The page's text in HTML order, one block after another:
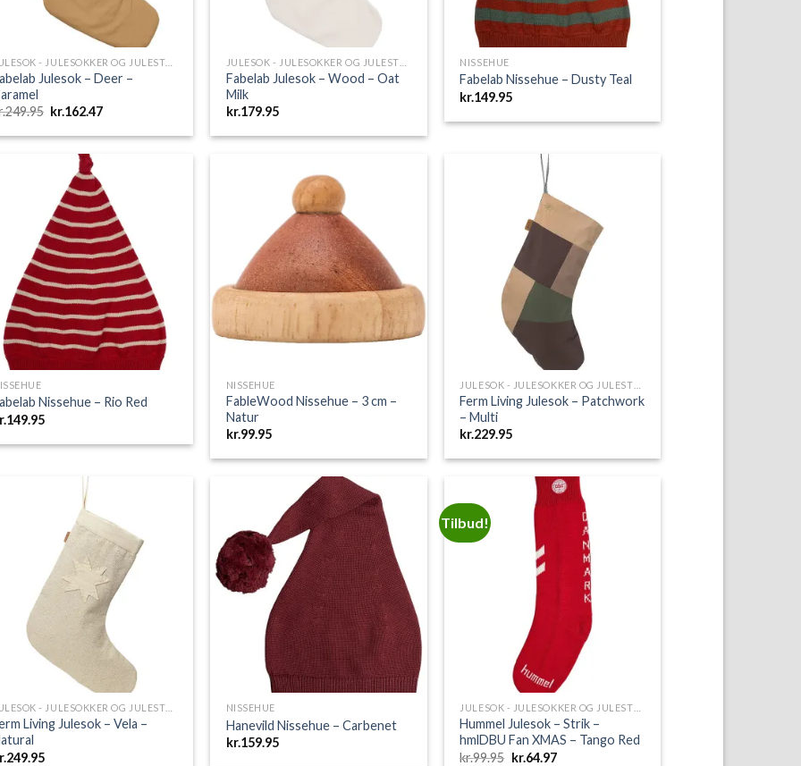
Julesok – Deer –
249.95 Den
pris
kr.249.95.
kr.162.47Den
pris
Fabelab Julesok – Wood – Oat
Milk
kr.179.95
NISSEHUE
Fabelab Nissehue – Dusty Teal
kr.149.95
Nissehue – Rio Red
149.95
Wishlist
NISSEHUE
FableWood Nissehue – 3 cm –
Natur
kr.99.95
Ferm Living Julesok – Patchwork
– Multi
kr.229.95
Living Julesok – Vela –
249.95
Add to
Wishlist
NISSEHUE
Hanevild Nissehue – Carbenet
kr.159.95
Tilbud!
Hummel Julesok – Strik –
hmlDBU Fan XMAS – Tango Red
kr.99.95 Den
kr.64.97Den